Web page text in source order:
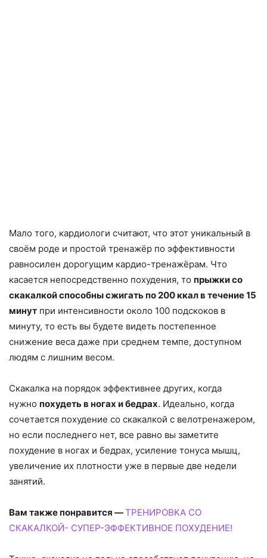
Мало того, кардиологи считают, что этот уникальный в
своём роде и простой тренажёр по эффективности
равносилен дорогущим кардио-тренажёрам. Что
касается непосредственно похудения, то прыжки со
скакалкой способны сжигать по 200 ккал в течение 15
минут при интенсивности около 100 подскоков в
минуту, то есть вы будете видеть постепенное
снижение веса даже при среднем темпе, доступном
людям с лишним весом.
Скакалка на порядок эффективнее других, когда
нужно похудеть в ногах и бедрах. Идеально, когда
сочетается похудение со скакалкой с велотренажером,
но если последнего нет, все равно вы заметите
похудение в ногах и бедрах, усиление тонуса мышц,
увеличение их плотности уже в первые две недели
занятий.
Вам также понравится —ТРЕНИРОВКА СО
СКАКАЛКОЙ- СУПЕР-ЭФФЕКТИВНОЕ ПОХУДЕНИЕ!